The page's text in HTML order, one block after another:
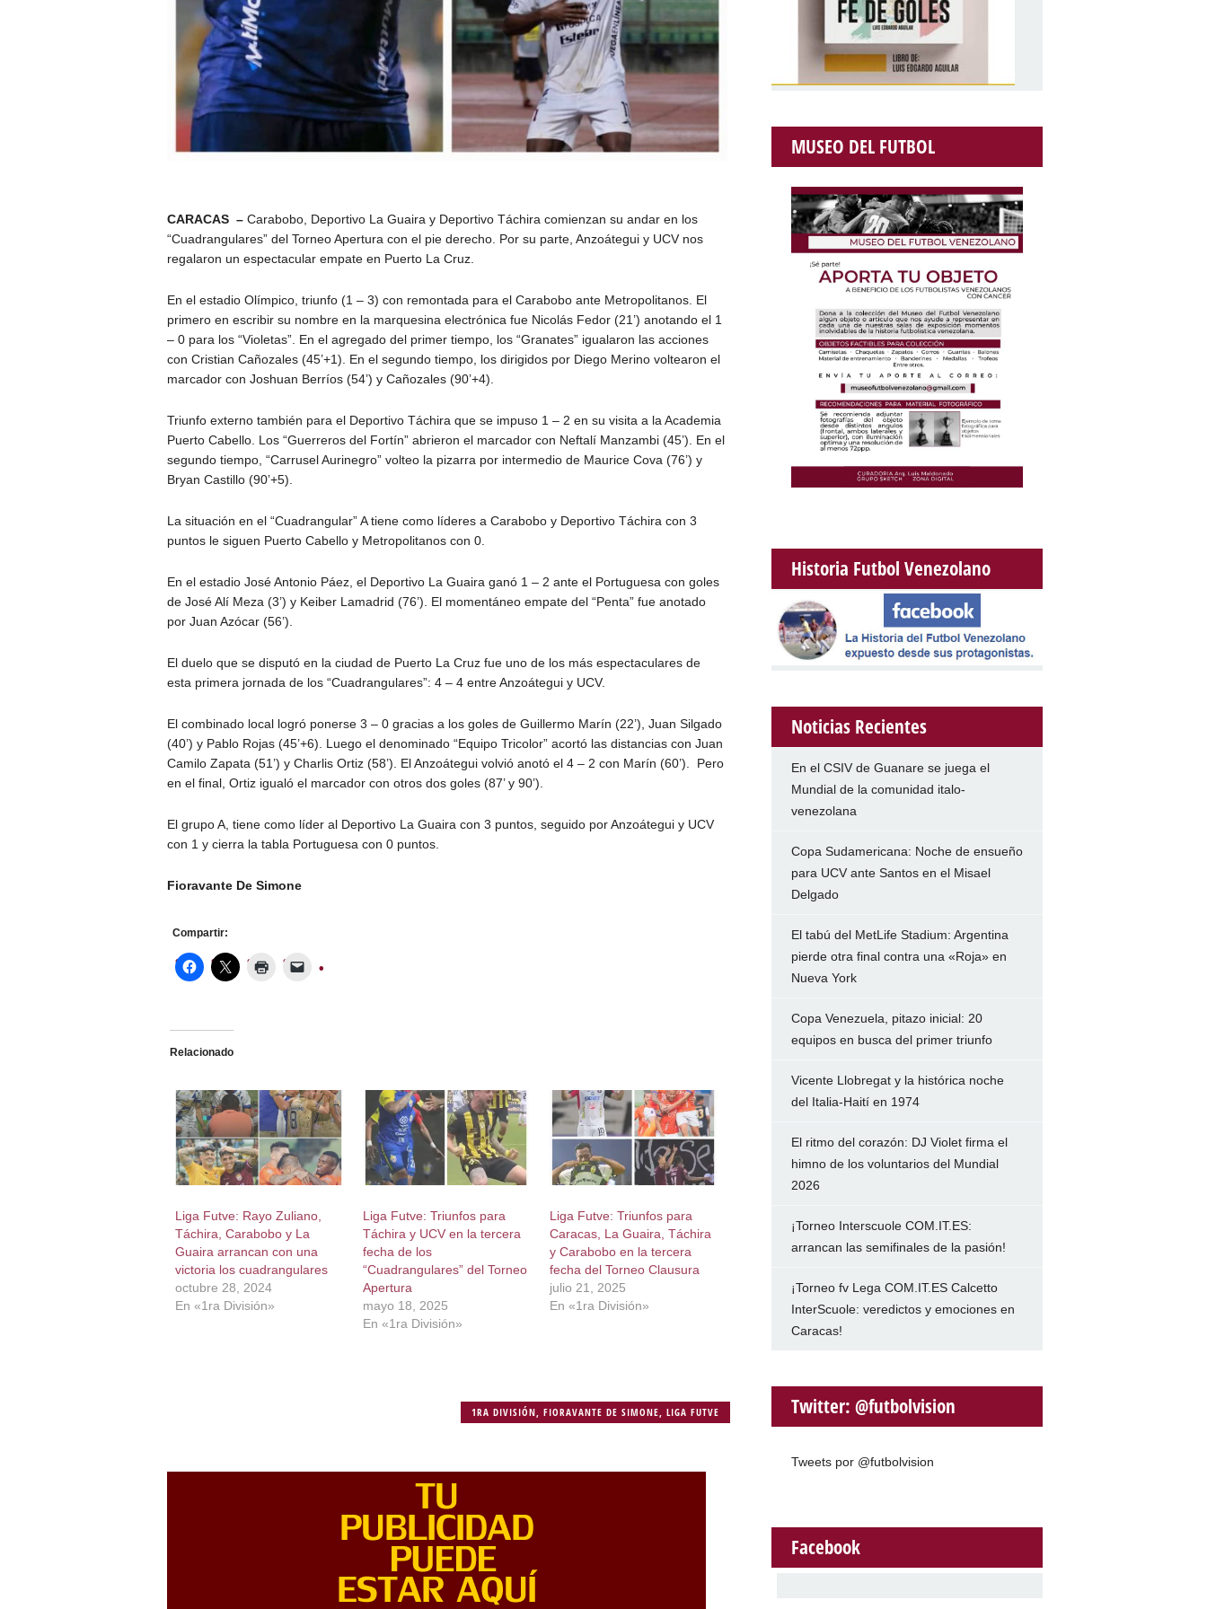
CARACAS – Carabobo, Deportivo La Guaira y Deportivo Táchira comienzan su andar en los
“Cuadrangulares” del Torneo Apertura con el pie derecho. Por su parte, Anzoátegui y UCV nos
regalaron un espectacular empate en Puerto La Cruz.
En el estadio Olímpico, triunfo (1 – 3) con remontada para el Carabobo ante Metropolitanos. El
primero en escribir su nombre en la marquesina electrónica fue Nicolás Fedor (21’) anotando el 1
– 0 para los “Violetas”. En el agregado del primer tiempo, los “Granates” igualaron las acciones
con Cristian Cañozales (45’+1). En el segundo tiempo, los dirigidos por Diego Merino voltearon el
marcador con Joshuan Berríos (54’) y Cañozales (90’+4).
Triunfo externo también para el Deportivo Táchira que se impuso 1 – 2 en su visita a la Academia
Puerto Cabello. Los “Guerreros del Fortín” abrieron el marcador con Neftalí Manzambi (45’). En el
segundo tiempo, “Carrusel Aurinegro” volteo la pizarra por intermedio de Maurice Cova (76’) y
Bryan Castillo (90’+5).
La situación en el “Cuadrangular” A tiene como líderes a Carabobo y Deportivo Táchira con 3
puntos le siguen Puerto Cabello y Metropolitanos con 0.
En el estadio José Antonio Páez, el Deportivo La Guaira ganó 1 – 2 ante el Portuguesa con goles
de José Alí Meza (3’) y Keiber Lamadrid (76’). El momentáneo empate del “Penta” fue anotado
por Juan Azócar (56’).
El duelo que se disputó en la ciudad de Puerto La Cruz fue uno de los más espectaculares de
esta primera jornada de los “Cuadrangulares”: 4 – 4 entre Anzoátegui y UCV.
El combinado local logró ponerse 3 – 0 gracias a los goles de Guillermo Marín (22’), Juan Silgado
(40’) y Pablo Rojas (45’+6). Luego el denominado “Equipo Tricolor” acortó las distancias con Juan
Camilo Zapata (51’) y Charlis Ortiz (58’). El Anzoátegui volvió anotó el 4 – 2 con Marín (60’). Pero
en el final, Ortiz igualó el marcador con otros dos goles (87’ y 90’).
El grupo A, tiene como líder al Deportivo La Guaira con 3 puntos, seguido por Anzoátegui y UCV
con 1 y cierra la tabla Portuguesa con 0 puntos.
Fioravante De Simone
Compartir:
Relacionado
Liga Futve: Rayo Zuliano,
Táchira, Carabobo y La
Guaira arrancan con una
victoria los cuadrangulares
octubre 28, 2024
En «1ra División»
Liga Futve: Triunfos para
Táchira y UCV en la tercera
fecha de los
“Cuadrangulares” del Torneo
Apertura
mayo 18, 2025
En «1ra División»
Liga Futve: Triunfos para
Caracas, La Guaira, Táchira
y Carabobo en la tercera
fecha del Torneo Clausura
julio 21, 2025
En «1ra División»
1RA DIVISIÓN ,FIORAVANTE DE SIMONE ,LIGA FUTVE
MUSEO DEL FUTBOL
Historia Futbol Venezolano
Noticias Recientes
En el CSIV de Guanare se juega el
Mundial de la comunidad italo-
venezolana
Copa Sudamericana: Noche de ensueño
para UCV ante Santos en el Misael
Delgado
El tabú del MetLife Stadium: Argentina
pierde otra final contra una «Roja» en
Nueva York
Copa Venezuela, pitazo inicial: 20
equipos en busca del primer triunfo
Vicente Llobregat y la histórica noche
del Italia-Haití en 1974
El ritmo del corazón: DJ Violet firma el
himno de los voluntarios del Mundial
2026
¡Torneo Interscuole COM.IT.ES:
arrancan las semifinales de la pasión!
¡Torneo fv Lega COM.IT.ES Calcetto
InterScuole: veredictos y emociones en
Caracas!
Twitter: @futbolvision
Tweets por @futbolvision
Facebook